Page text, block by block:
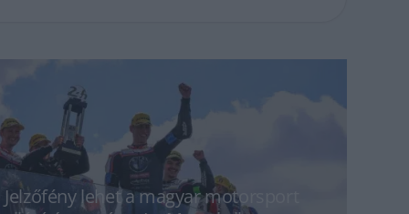
Jelzőfény lehet a magyar motorsport